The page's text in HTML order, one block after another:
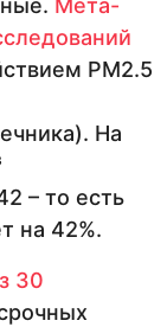
Мета-
PM2.5
На
– то есть
на 42%.
30